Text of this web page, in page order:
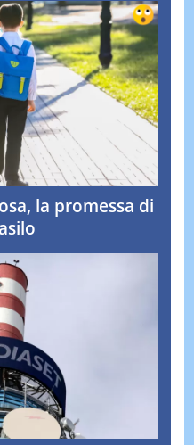
la promessa di